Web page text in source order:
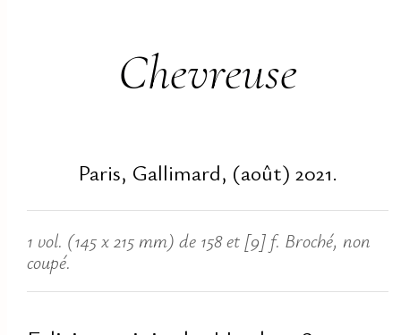
Chevreuse
Paris, Gallimard, (août) 2021.
1 vol. (145 x 215 mm) de 158 et [9] f. Broché, non
coupé.